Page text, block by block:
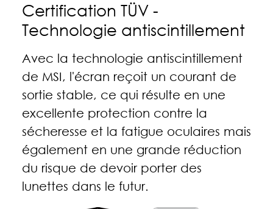
Certification TÜV -
Technologie antiscintillement
Avec la technologie antiscintillement
de MSI, l'écran reçoit un courant de
sortie stable, ce qui résulte en une
excellente protection contre la
sécheresse et la fatigue oculaires mais
également en une grande réduction
du risque de devoir porter des
lunettes dans le futur.